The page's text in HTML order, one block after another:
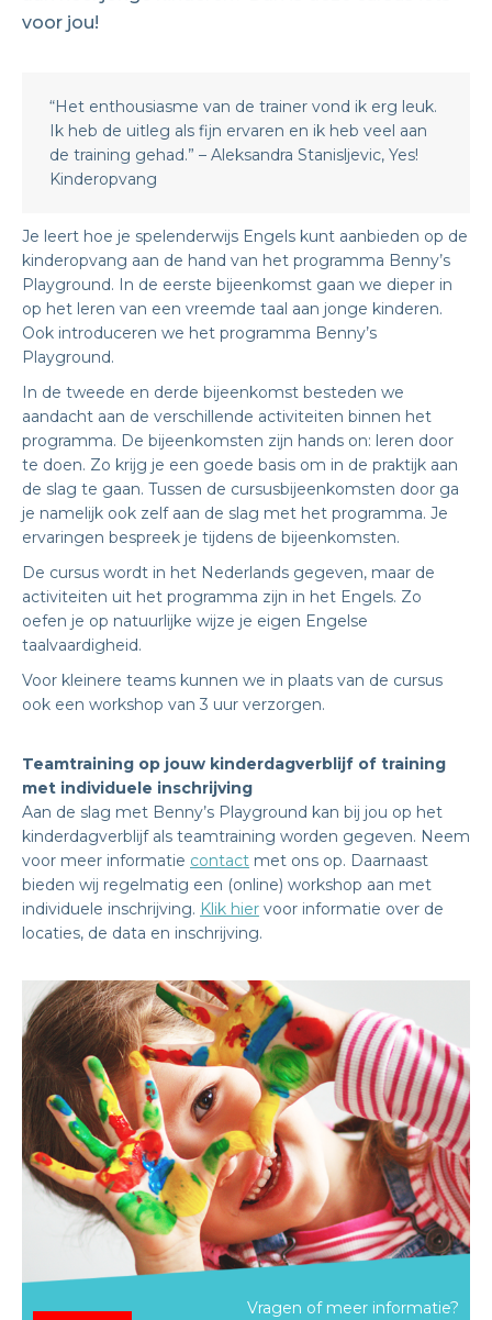
voor jou!
“Het enthousiasme van de trainer vond ik erg leuk.
Ik heb de uitleg als fijn ervaren en ik heb veel aan
de training gehad.” – Aleksandra Stanisljevic, Yes!
Kinderopvang
Je leert hoe je spelenderwijs Engels kunt aanbieden op de
kinderopvang aan de hand van het programma Benny’s
Playground. In de eerste bijeenkomst gaan we dieper in
op het leren van een vreemde taal aan jonge kinderen.
Ook introduceren we het programma Benny’s
Playground.
In de tweede en derde bijeenkomst besteden we
aandacht aan de verschillende activiteiten binnen het
programma. De bijeenkomsten zijn hands on: leren door
te doen. Zo krijg je een goede basis om in de praktijk aan
de slag te gaan. Tussen de cursusbijeenkomsten door ga
je namelijk ook zelf aan de slag met het programma. Je
ervaringen bespreek je tijdens de bijeenkomsten.
De cursus wordt in het Nederlands gegeven, maar de
activiteiten uit het programma zijn in het Engels. Zo
oefen je op natuurlijke wijze je eigen Engelse
taalvaardigheid.
Voor kleinere teams kunnen we in plaats van de cursus
ook een workshop van 3 uur verzorgen.
Teamtraining op jouw kinderdagverblijf of training
met individuele inschrijving
Aan de slag met Benny’s Playground kan bij jou op het
kinderdagverblijf als teamtraining worden gegeven. Neem
voor meer informatie contact met ons op. Daarnaast
bieden wij regelmatig een (online) workshop aan met
individuele inschrijving. Klik hier voor informatie over de
locaties, de data en inschrijving.
Vragen of meer informatie?